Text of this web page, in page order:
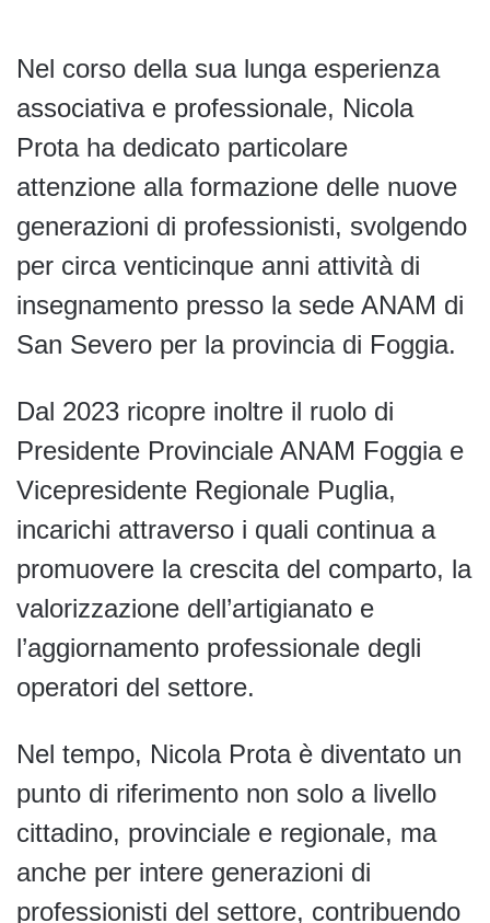
Nel corso della sua lunga esperienza
associativa e professionale, Nicola
Prota ha dedicato particolare
attenzione alla formazione delle nuove
generazioni di professionisti, svolgendo
per circa venticinque anni attività di
insegnamento presso la sede ANAM di
San Severo per la provincia di Foggia.
Dal 2023 ricopre inoltre il ruolo di
Presidente Provinciale ANAM Foggia e
Vicepresidente Regionale Puglia,
incarichi attraverso i quali continua a
promuovere la crescita del comparto, la
valorizzazione dell’artigianato e
l’aggiornamento professionale degli
operatori del settore.
Nel tempo, Nicola Prota è diventato un
punto di riferimento non solo a livello
cittadino, provinciale e regionale, ma
anche per intere generazioni di
professionisti del settore, contribuendo